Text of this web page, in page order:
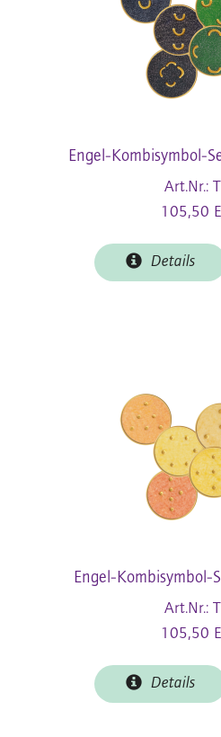
Engel-Kombisymbol-
Art.Nr.:
105,50
Details
Engel-Kombisymbol-
Art.Nr.:
105,50
Details